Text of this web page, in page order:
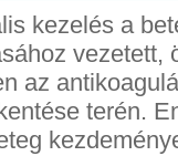
betegek
kezelés a
vezetett,
az
terén.